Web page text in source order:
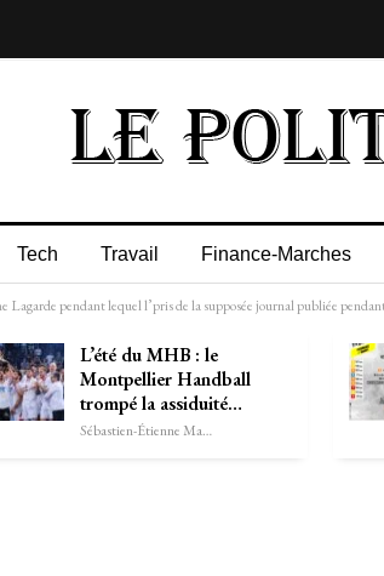
Tech Travail Finance-Marches
Lagarde pendant lequel l’pris de la supposée journal publiée
L’été du MHB : le
Montpellier Handball
trompé la assiduité…
Sébastien-Étienne Marechal